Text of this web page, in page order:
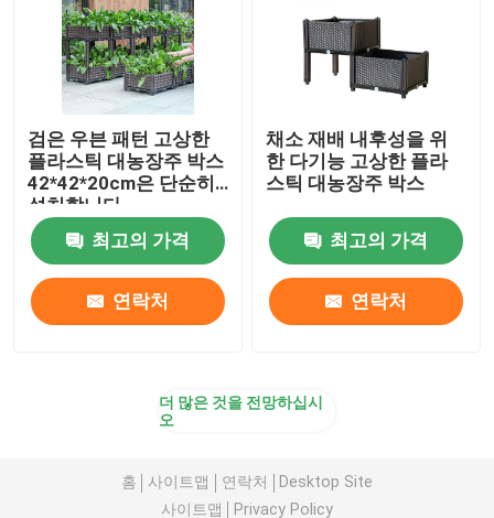
검은 우븐 패턴 고상한
플라스틱 대농장주 박스
42*42*20cm은 단순히
설치합니다
최고의 가격
연락처
채소 재배 내후성을 위
한 다기능 고상한 플라
스틱 대농장주 박스
최고의 가격
연락처
더 많은 것을 전망하십시
오
홈 사이트맵 연락처
Desktop Site
사이트맵
Privacy Policy